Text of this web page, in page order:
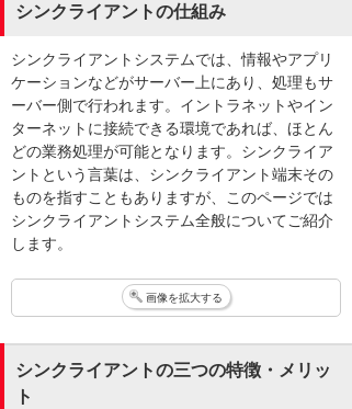
シンクライアントの仕組み
シンクライアントシステムでは、情報やアプリ
ケーションなどがサーバー上にあり、処理もサ
ーバー側で行われます。イントラネットやイン
ターネットに接続できる環境であれば、ほとん
どの業務処理が可能となります。シンクライア
ントという言葉は、シンクライアント端末その
ものを指すこともありますが、このページでは
シンクライアントシステム全般についてご紹介
します。
画像を拡大する
シンクライアントの三つの特徴・メリッ
ト